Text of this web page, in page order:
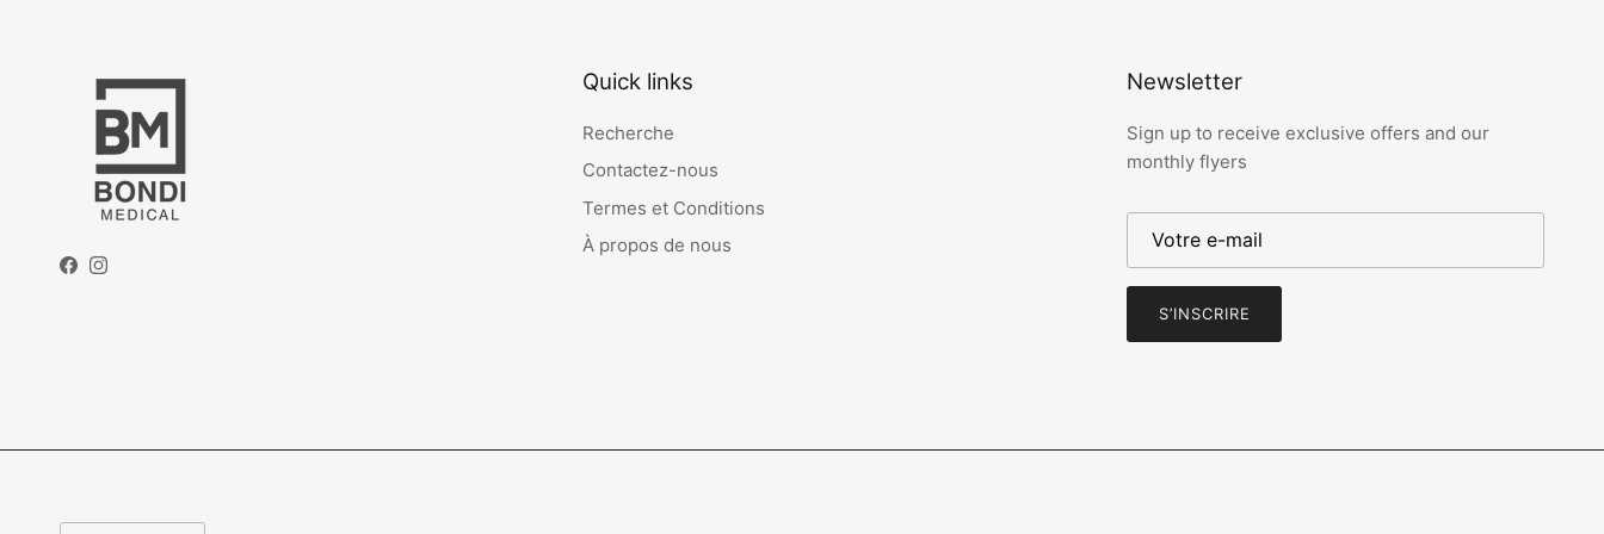
Facebook
Instagram
Quick links
Recherche
Contactez-nous
Termes et Conditions
À propos de nous
Newsletter
Sign up to receive exclusive offers and our
monthly flyers
S’INSCRIRE
Langue